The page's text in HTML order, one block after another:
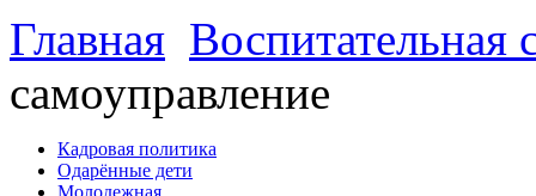
Главная Воспитательная
самоуправление
Кадровая политика
Одарённые дети
Молодежная